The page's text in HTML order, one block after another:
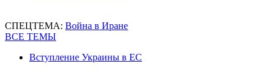
СПЕЦТЕМА: Война в Иране
ВСЕ ТЕМЫ
Вступление Украины в ЕС